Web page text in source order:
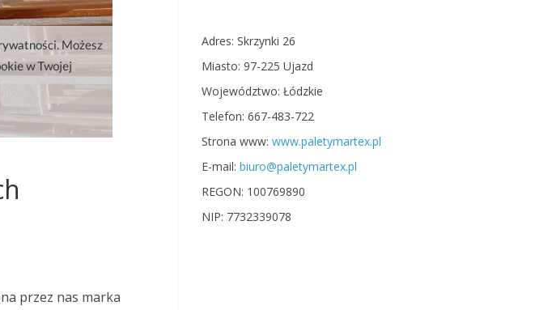
przez nas marka
Adres: Skrzynki 26
Miasto: 97-225 Ujazd
Województwo: Łódzkie
Telefon: 667-483-722
Strona www: www.paletymartex.pl
E-mail: biuro@paletymartex.pl
REGON: 100769890
NIP: 7732339078